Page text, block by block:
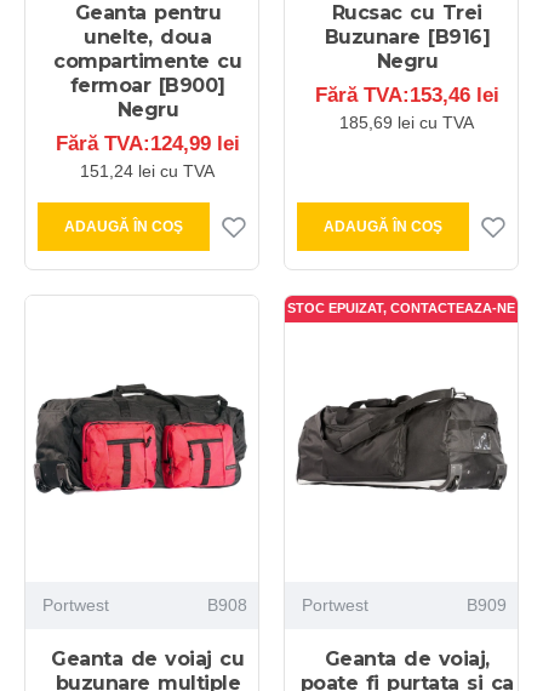
Geanta pentru
unelte, doua
compartimente cu
fermoar [B900]
Negru
Fără TVA:124,99 lei
151,24 lei cu TVA
ADAUGĂ ÎN COŞ
Rucsac cu Trei
Buzunare [B916]
Negru
Fără TVA:153,46 lei
185,69 lei cu TVA
ADAUGĂ ÎN COŞ
Portwest B908
Geanta de voiaj cu
buzunare multiple
STOC EPUIZAT, CONTACTEAZA-NE
Portwest B909
Geanta de voiaj,
poate fi purtata si ca